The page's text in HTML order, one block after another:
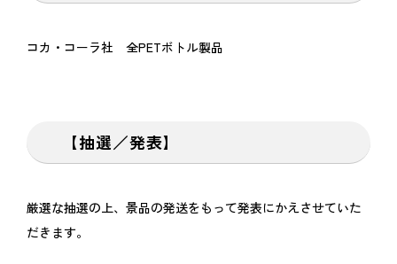
コカ・コーラ社 全PETボトル製品
【抽選／発表】
厳選な抽選の上、景品の発送をもって発表にかえさせていた
だきます。